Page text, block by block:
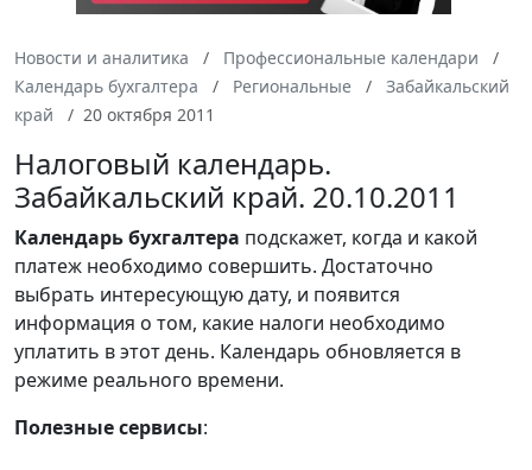
Новости и аналитика
Профессиональные календари
Календарь бухгалтера
Региональные
Забайкальский
край
20 октября 2011
Налоговый календарь.
Забайкальский край. 20.10.2011
Календарьбухгалтера подскажет, когда и какой
платеж необходимо совершить. Достаточно
выбрать интересующую дату, и появится
информация о том, какие налоги необходимо
уплатить в этот день. Календарь обновляется в
режиме реального времени.
Полезные сервисы: